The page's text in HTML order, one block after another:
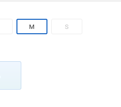
M S